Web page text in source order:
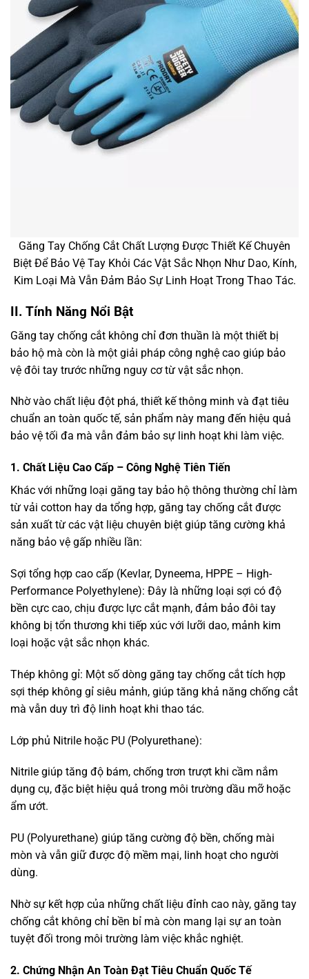
Găng Tay Chống Cắt Chất Lượng Được Thiết Kế Chuyên
Biệt Để Bảo Vệ Tay Khỏi Các Vật Sắc Nhọn Như Dao, Kính,
Kim Loại Mà Vẫn Đảm Bảo Sự Linh Hoạt Trong Thao Tác.
II. Tính Năng Nổi Bật
Găng tay chống cắt không chỉ đơn thuần là một thiết bị
bảo hộ mà còn là một giải pháp công nghệ cao giúp bảo
vệ đôi tay trước những nguy cơ từ vật sắc nhọn.
Nhờ vào chất liệu đột phá, thiết kế thông minh và đạt tiêu
chuẩn an toàn quốc tế, sản phẩm này mang đến hiệu quả
bảo vệ tối đa mà vẫn đảm bảo sự linh hoạt khi làm việc.
1. Chất Liệu Cao Cấp – Công Nghệ Tiên Tiến
Khác với những loại găng tay bảo hộ thông thường chỉ làm
từ vải cotton hay da tổng hợp, găng tay chống cắt được
sản xuất từ các vật liệu chuyên biệt giúp tăng cường khả
năng bảo vệ gấp nhiều lần:
Sợi tổng hợp cao cấp (Kevlar, Dyneema, HPPE – High-
Performance Polyethylene): Đây là những loại sợi có độ
bền cực cao, chịu được lực cắt mạnh, đảm bảo đôi tay
không bị tổn thương khi tiếp xúc với lưỡi dao, mảnh kim
loại hoặc vật sắc nhọn khác.
Thép không gỉ: Một số dòng găng tay chống cắt tích hợp
sợi thép không gỉ siêu mảnh, giúp tăng khả năng chống cắt
mà vẫn duy trì độ linh hoạt khi thao tác.
Lớp phủ Nitrile hoặc PU (Polyurethane):
Nitrile giúp tăng độ bám, chống trơn trượt khi cầm nắm
dụng cụ, đặc biệt hiệu quả trong môi trường dầu mỡ hoặc
ẩm ướt.
PU (Polyurethane) giúp tăng cường độ bền, chống mài
mòn và vẫn giữ được độ mềm mại, linh hoạt cho người
dùng.
Nhờ sự kết hợp của những chất liệu đỉnh cao này, găng tay
chống cắt không chỉ bền bỉ mà còn mang lại sự an toàn
tuyệt đối trong môi trường làm việc khắc nghiệt.
2. Chứng Nhận An Toàn Đạt Tiêu Chuẩn Quốc Tế